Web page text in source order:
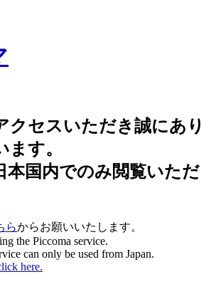
クセスいただき誠にあり
す。
本国内でのみ閲覧いただ
らからお願いいたします。
the Piccoma service.
can only be used from Japan.
here.